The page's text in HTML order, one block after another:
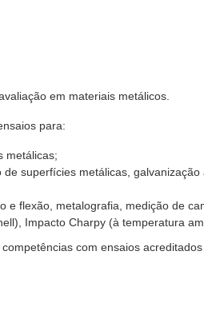
em materiais metálicos.
para:
metálicas;
superfícies metálicas,
e flexão, metalografia, medição de
Impacto Charpy (à temperatura
com ensaios